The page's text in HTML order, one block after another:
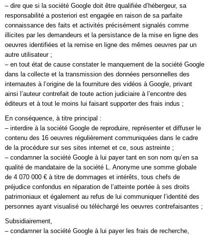
– dire que si la société Google doit être qualifiée d’hébergeur, sa
responsabilité a posteriori est engagée en raison de sa parfaite
connaissance des faits et activités précisément signalés comme
illicites par les demandeurs et la persistance de la mise en ligne des
oeuvres identifiées et la remise en ligne des mêmes oeuvres par un
autre utilisateur ;
– en tout état de cause constater le manquement de la société Google
dans la collecte et la transmission des données personnelles des
internautes à l’origine de la fourniture des vidéos à Google, privant
ainsi l’auteur contrefait de toute action judiciaire à l’encontre des
éditeurs et à tout le moins lui faisant supporter des frais indus ;
En conséquence, à titre principal :
– interdire à la société Google de reproduire, représenter et diffuser le
contenu des 16 oeuvres régulièrement communiquées dans le cadre
de la procédure sur ses sites internet et ce, sous astreinte ;
– condamner la société Google à lui payer tant en son nom qu’en sa
qualité de mandataire de la société L. Anonyme une somme globale
de 4 070 000 € à titre de dommages et intérêts, tous chefs de
préjudice confondus en réparation de l’atteinte portée à ses droits
patrimoniaux et également au refus de lui communiquer l’identité des
personnes ayant visualisé ou téléchargé les oeuvres contrefaisantes ;
Subsidiairement,
– condamner la société Google à lui payer les frais de recherche,